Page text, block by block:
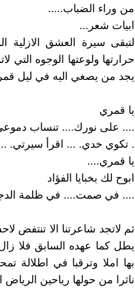
من وراء الضباب.....
ابيات شعر...
لتبقى سيرة العشق الازلية
حرارتها ولوعتها الوجوه التي
يجد من يصغي اليه في ليل
يا قمري
.... على نورك.... تنساب
. تكوي خدي. ... اقرأ سيرتي. ..
يا قمري....
ابوح لك بخبايا الفؤاد
.... في صمت.... في ظلمة
ثم لاتجد شاعرتنا الا تنتفض
يطل كما عهده السابق فلا
بها املا وترقبا في اطلالة
ناثرا من حولها رياحين الرياض